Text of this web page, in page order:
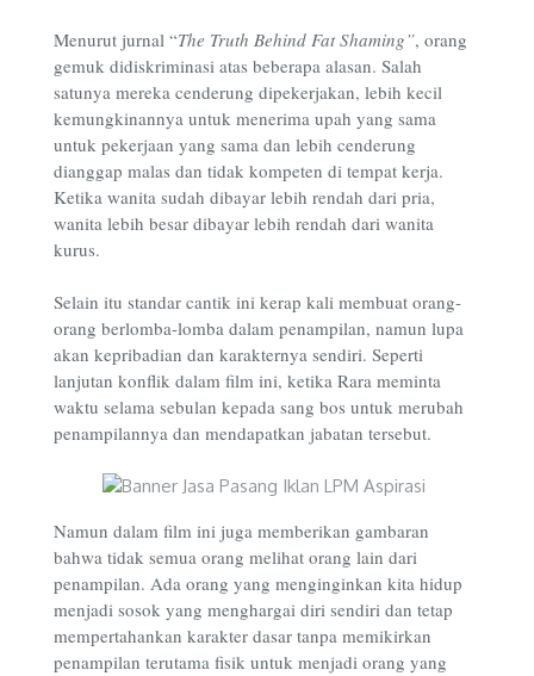
Menurut jurnal “The Truth Behind Fat Shaming”, orang
gemuk didiskriminasi atas beberapa alasan. Salah
satunya mereka cenderung dipekerjakan, lebih kecil
kemungkinannya untuk menerima upah yang sama
untuk pekerjaan yang sama dan lebih cenderung
dianggap malas dan tidak kompeten di tempat kerja.
Ketika wanita sudah dibayar lebih rendah dari pria,
wanita lebih besar dibayar lebih rendah dari wanita
kurus.
Selain itu standar cantik ini kerap kali membuat orang-
orang berlomba-lomba dalam penampilan, namun lupa
akan kepribadian dan karakternya sendiri. Seperti
lanjutan konflik dalam film ini, ketika Rara meminta
waktu selama sebulan kepada sang bos untuk merubah
penampilannya dan mendapatkan jabatan tersebut.
Namun dalam film ini juga memberikan gambaran
bahwa tidak semua orang melihat orang lain dari
penampilan. Ada orang yang menginginkan kita hidup
menjadi sosok yang menghargai diri sendiri dan tetap
mempertahankan karakter dasar tanpa memikirkan
penampilan terutama fisik untuk menjadi orang yang